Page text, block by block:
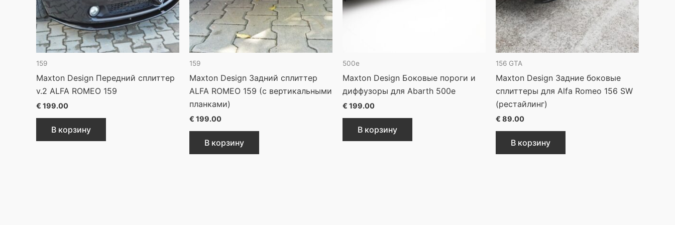
159
Maxton Design Передний сплиттер
v.2 ALFA ROMEO 159
€ 199.00
В корзину
159
Maxton Design Задний сплиттер
ALFA ROMEO 159 (с вертикальными
планками)
€ 199.00
В корзину
500e
Maxton Design Боковые пороги и
диффузоры для Abarth 500e
€ 199.00
В корзину
156 GTA
Maxton Design Задние боковые
сплиттеры для Alfa Romeo 156 SW
(рестайлинг)
€ 89.00
В корзину